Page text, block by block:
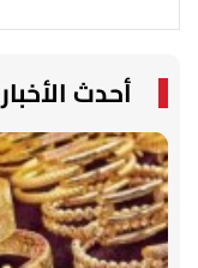
أحدث الأخبار